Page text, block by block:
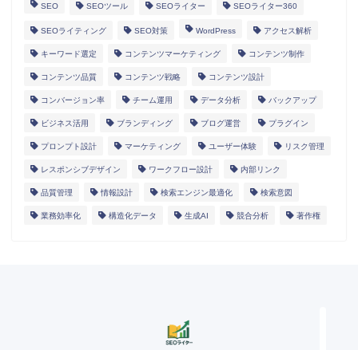
SEO SEOツール SEOライター SEOライター360
SEOライティング SEO対策 WordPress アクセス解析
キーワード選定 コンテンツマーケティング コンテンツ制作
コンテンツ品質 コンテンツ戦略 コンテンツ設計
コンバージョン率 チーム運用 データ分析 バックアップ
ビジネス活用 ブランディング ブログ運営 プラグイン
プロンプト設計 マーケティング ユーザー体験 リスク管理
レスポンシブデザイン ワークフロー設計 内部リンク
品質管理 情報設計 検索エンジン最適化 検索意図
業務効率化 構造化データ 生成AI 競合分析 著作権
HOME